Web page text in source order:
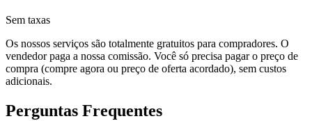
Sem taxas
Os nossos serviços são totalmente gratuitos para compradores. O
vendedor paga a nossa comissão. Você só precisa pagar o preço de
compra (compre agora ou preço de oferta acordado), sem custos
adicionais.
Perguntas Frequentes